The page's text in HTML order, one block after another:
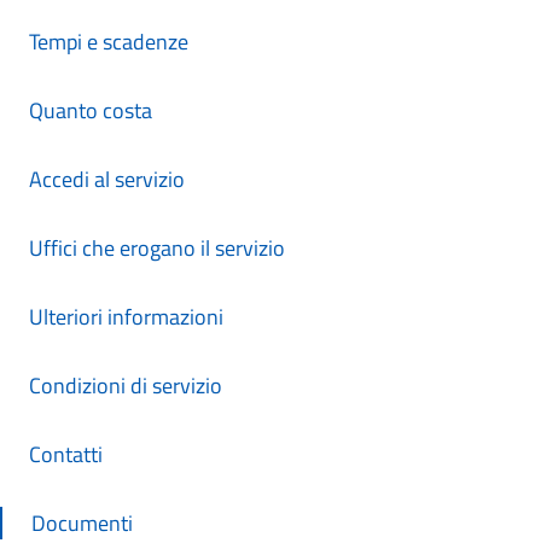
Tempi e scadenze
Quanto costa
Accedi al servizio
Uffici che erogano il servizio
Ulteriori informazioni
Condizioni di servizio
Contatti
Documenti